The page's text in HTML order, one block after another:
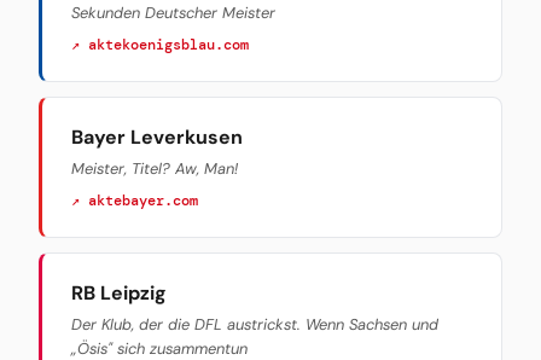
Sekunden Deutscher Meister
↗ aktekoenigsblau.com
Bayer Leverkusen
Meister, Titel? Aw, Man!
↗ aktebayer.com
RB Leipzig
Der Klub, der die DFL austrickst. Wenn Sachsen und
„Ösis" sich zusammentun